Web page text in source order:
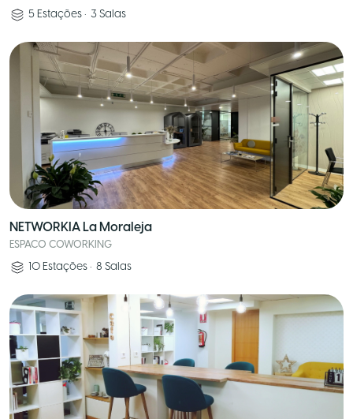
5 Estações • 3 Salas
NETWORKIA La Moraleja
ESPACO COWORKING
10 Estações • 8 Salas